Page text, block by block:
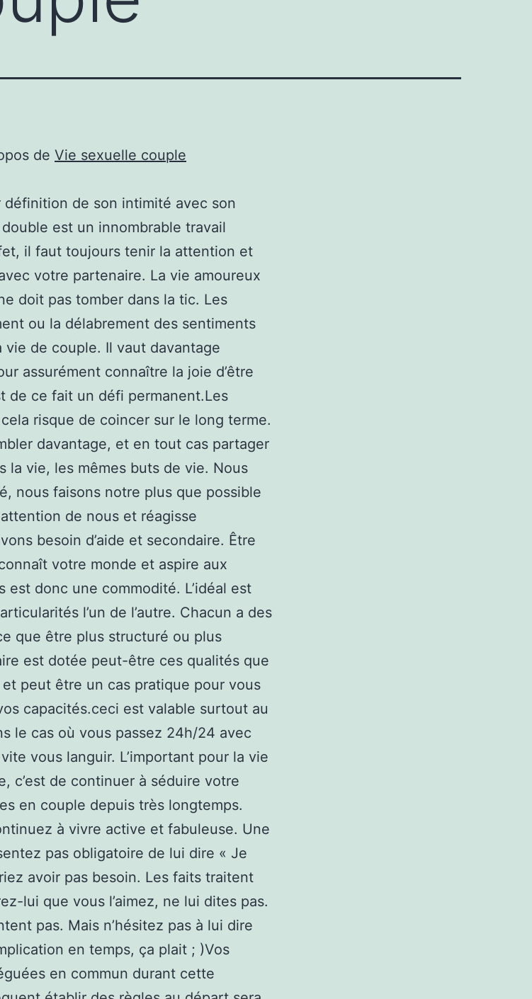
de Vie sexuelle couple
définition de son intimité avec son
est un innombrable travail
il faut toujours tenir la attention et
votre partenaire. La vie amoureux
doit pas tomber dans la tic. Les
ou la délabrement des sentiments
de couple. Il vaut davantage
assurément connaître la joie d’être
de ce fait un défi permanent.Les
risque de coincer sur le long terme.
davantage, et en tout cas partager
la vie, les mêmes buts de vie. Nous
nous faisons notre plus que possible
de nous et réagisse
besoin d’aide et secondaire. Être
votre monde et aspire aux
est donc une commodité. L’idéal est
l’un de l’autre. Chacun a des
que être plus structuré ou plus
est dotée peut-être ces qualités que
peut être un cas pratique pour vous
capacités.ceci est valable surtout au
le cas où vous passez 24h/24 avec
vous languir. L’important pour la vie
c’est de continuer à séduire votre
en couple depuis très longtemps.
à vivre active et fabuleuse. Une
pas obligatoire de lui dire « Je
avoir pas besoin. Les faits traitent
lui que vous l’aimez, ne lui dites pas.
pas. Mais n’hésitez pas à lui dire
en temps, ça plait ; )Vos
en commun durant cette